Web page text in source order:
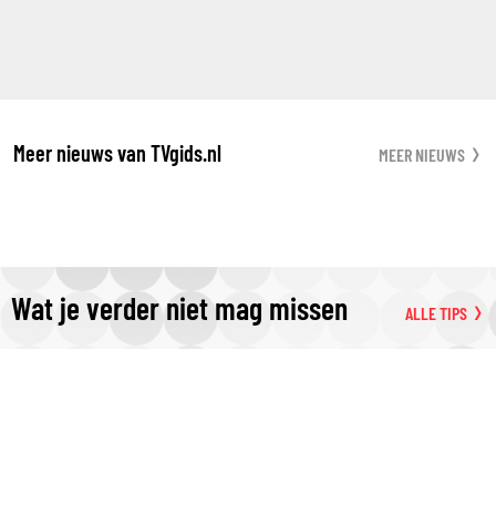
Meer nieuws van TVgids.nl MEER NIEUWS
Wat je verder niet mag missen ALLE TIPS